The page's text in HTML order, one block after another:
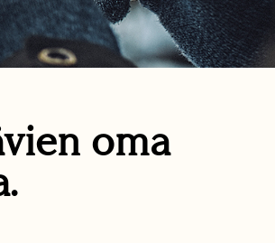
oma